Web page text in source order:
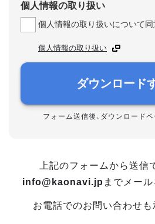
個人情報の取り扱い
個人情報の取り扱いについて同
個人情報の取り扱い
ダウンロード
フォーム送信後、ダウンロード
上記のフォームから送信
info@kaonavi.jp までメー
お電話でのお問い合わせも